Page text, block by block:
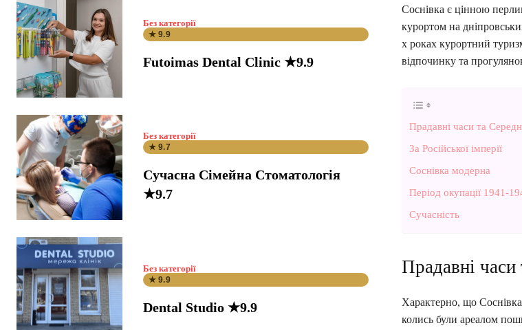
Без категорії
★ 9.9
Futoimas Dental Clinic ★9.9
Без категорії
★ 9.7
Сучасна Сімейна Стоматологія
★9.7
Без категорії
★ 9.9
Dental Studio ★9.9
Соснівка є цінною
курортом на
х роках курортний
відпочинку та
Прадавні часи та
За Російської імперії
Соснівка модерна
Період окупації 1941-
Сучасність
Прадавні часи
Характерно, що
колись були ареалом